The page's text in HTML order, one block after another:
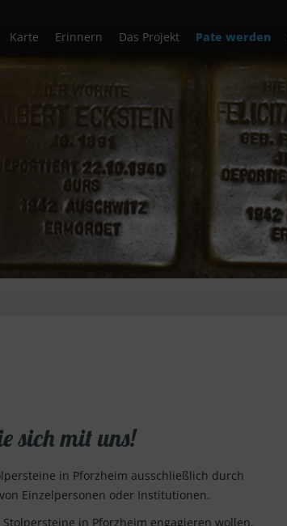
Karte Erinnern Das Projekt Pate werden
sich mit uns!
in Pforzheim ausschließlich durch
Einzelpersonen oder Institutionen.
in Pforzheim engagieren wollen,